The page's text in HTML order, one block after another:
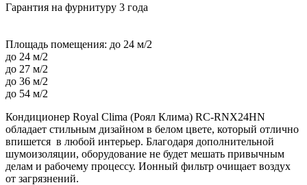
Гарантия на фурнитуру 3 года
Площадь помещения: до 24 м/2
до 24 м/2
до 27 м/2
до 36 м/2
до 54 м/2
Кондиционер Royal Clima (Роял Клима) RC-RNX24HN
обладает стильным дизайном в белом цвете, который отлично
впишется в любой интерьер. Благодаря дополнительной
шумоизоляции, оборудование не будет мешать привычным
делам и рабочему процессу. Ионный фильтр очищает воздух
от загрязнений.